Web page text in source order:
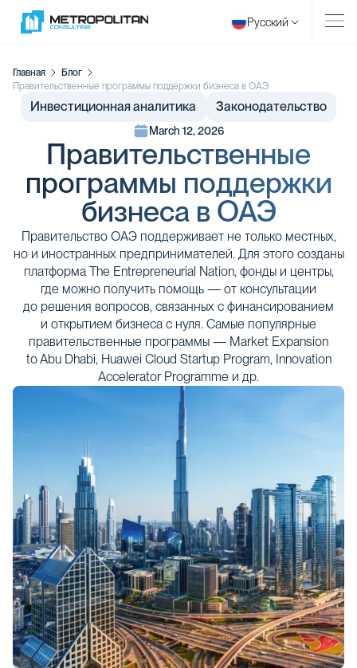
Русский
Главная
Блог
Правительственные программы поддержки бизнеса в ОАЭ
Инвестиционная аналитика Законодательство
March 12, 2026
Правительственные
программы поддержки
бизнеса в ОАЭ
Правительство ОАЭ поддерживает не только местных,
но и иностранных предпринимателей. Для этого созданы
платформа The Entrepreneurial Nation, фонды и центры,
где можно получить помощь — от консультации
до решения вопросов, связанных с финансированием
и открытием бизнеса с нуля. Самые популярные
правительственные программы — Market Expansion
to Abu Dhabi, Huawei Cloud Startup Program, Innovation
Accelerator Programme и др.